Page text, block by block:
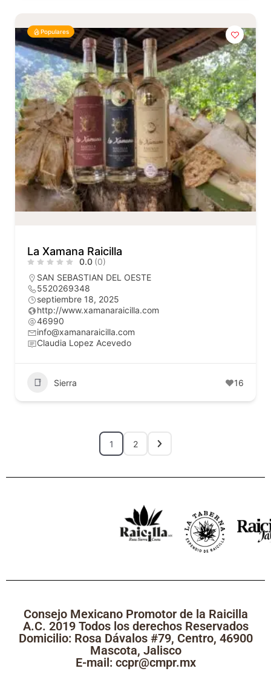
Populares
La Xamana Raicilla
0.0 (0)
SAN SEBASTIAN DEL OESTE
5520269348
septiembre 18, 2025
http://www.xamanaraicilla.com
46990
info@xamanaraicilla.com
Claudia Lopez Acevedo
Sierra 16
1 2
Consejo Mexicano Promotor de la Raicilla
A.C. 2019 Todos los derechos Reservados
Domicilio: Rosa Dávalos #79, Centro, 46900
Mascota, Jalisco
E-mail: ccpr@cmpr.mx